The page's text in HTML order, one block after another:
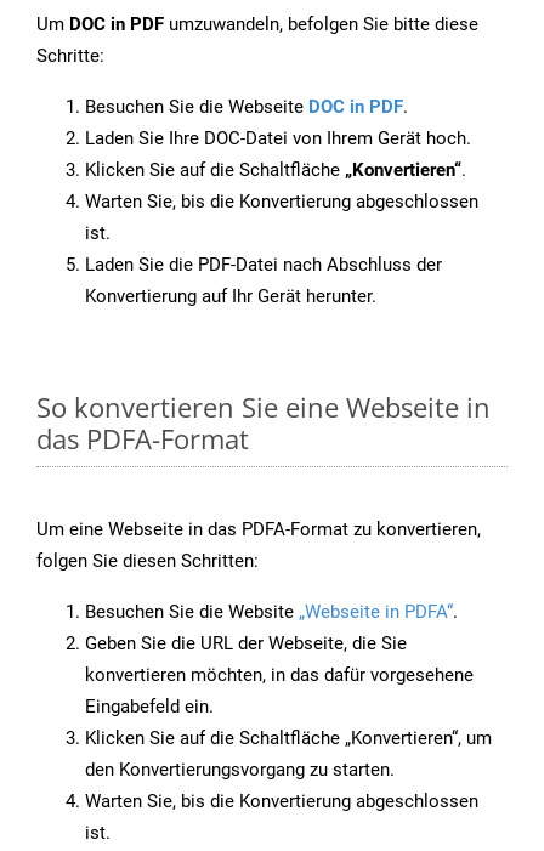
Um DOC in PDF umzuwandeln, befolgen Sie bitte diese
Schritte:
Besuchen Sie die Webseite DOC in PDF.
Laden Sie Ihre DOC-Datei von Ihrem Gerät hoch.
Klicken Sie auf die Schaltfläche „Konvertieren“.
Warten Sie, bis die Konvertierung abgeschlossen
ist.
Laden Sie die PDF-Datei nach Abschluss der
Konvertierung auf Ihr Gerät herunter.
So konvertieren Sie eine Webseite in
das PDFA-Format
Um eine Webseite in das PDFA-Format zu konvertieren,
folgen Sie diesen Schritten:
Besuchen Sie die Website „Webseite in PDFA“.
Geben Sie die URL der Webseite, die Sie
konvertieren möchten, in das dafür vorgesehene
Eingabefeld ein.
Klicken Sie auf die Schaltfläche „Konvertieren“, um
den Konvertierungsvorgang zu starten.
Warten Sie, bis die Konvertierung abgeschlossen
ist.